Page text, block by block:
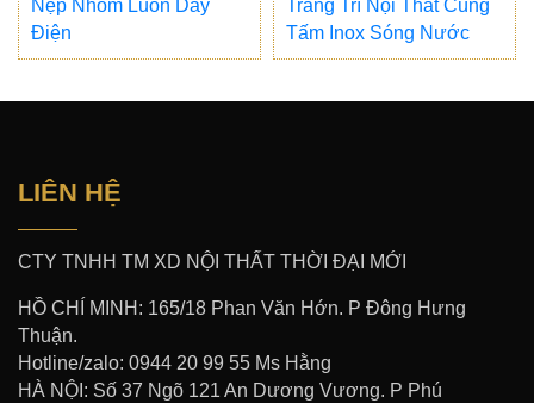
Nẹp Nhôm Luồn Dây
Điện
Trang Trí Nội Thất Cùng
Tấm Inox Sóng Nước
LIÊN HỆ
CTY TNHH TM XD NỘI THẤT THỜI ĐẠI MỚI
HỒ CHÍ MINH: 165/18 Phan Văn Hớn. P Đông Hưng
Thuận.
Hotline/zalo: 0944 20 99 55 Ms Hằng
HÀ NỘI: Số 37 Ngõ 121 An Dương Vương. P Phú